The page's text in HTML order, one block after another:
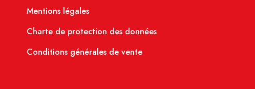
Mentions légales
Charte de protection des données
Conditions générales de vente